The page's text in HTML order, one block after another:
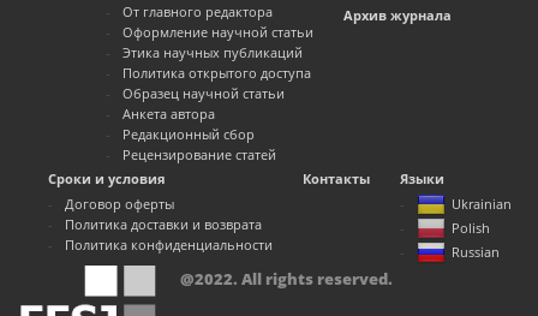
От главного редактора
Оформление научной статьи
Этика научных публикаций
Политика открытого доступа
Образец научной статьи
Анкета автора
Редакционный сбор
Рецензирование статей
Архив журнала
Сроки и условия
Договор оферты
Политика доставки и возврата
Политика конфиденциальности
Контакты
Языки
Ukrainian
Polish
Russian
@2022. All rights reserved.